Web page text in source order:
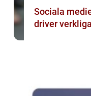
Sociala
driver